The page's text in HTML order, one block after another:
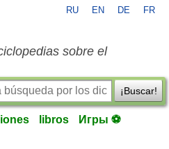
RU EN DE FR
sobre el
¡Buscar!
libros Игры ⚽